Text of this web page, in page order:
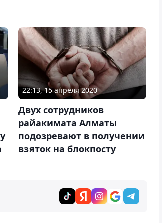
22:13, 15 апреля 2020
Двух сотрудников
райакимата Алматы
подозревают в получении
взяток на блокпосту